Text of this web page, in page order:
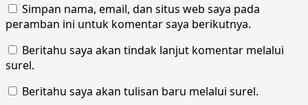
Simpan nama, email, dan situs web saya pada
peramban ini untuk komentar saya berikutnya.
Beritahu saya akan tindak lanjut komentar melalui
surel.
Beritahu saya akan tulisan baru melalui surel.